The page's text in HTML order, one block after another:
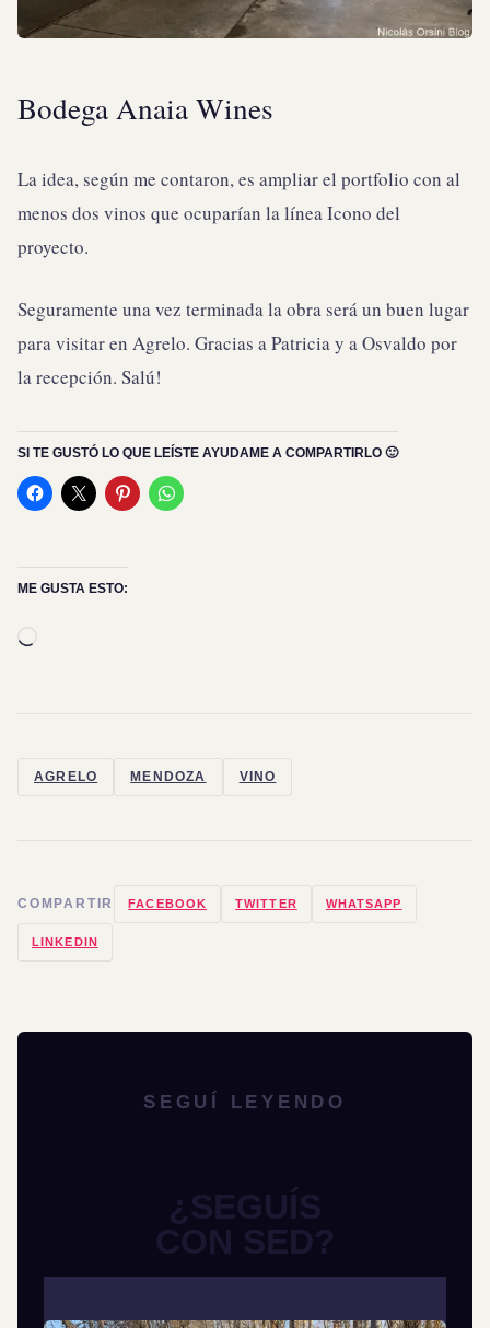
Bodega Anaia Wines
La idea, según me contaron, es ampliar el portfolio con al
menos dos vinos que ocuparían la línea Icono del
proyecto.
Seguramente una vez terminada la obra será un buen lugar
para visitar en Agrelo. Gracias a Patricia y a Osvaldo por
la recepción. Salú!
SI TE GUSTÓ LO QUE LEÍSTE AYUDAME A COMPARTIRLO 🙂
ME GUSTA ESTO:
AGRELO MENDOZA VINO
COMPARTIR FACEBOOK TWITTER WHATSAPP
LINKEDIN
SEGUÍ LEYENDO
¿SEGUÍS
CON SED?